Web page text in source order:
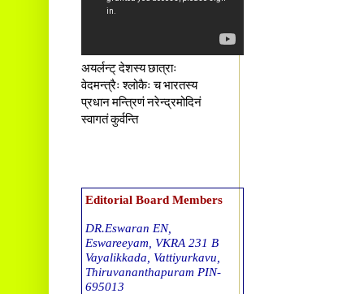
अयर्लन्ट् देशस्य छात्राः
वेदमन्त्रैः श्लोकैः च भारतस्य
प्रधान मन्त्रिणं नरेन्द्रमोदिनं
स्वागतं कुर्वन्ति
Editorial Board Members
DR.Eswaran EN,
Eswareeyam, VKRA 231 B
Vayalikkada, Vattiyurkavu,
Thiruvananthapuram PIN-
695013